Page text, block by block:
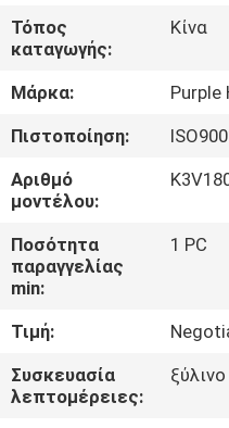
ΠΕΡΊΠΟΥ
ΕΜΕΊΣ
ΓΎΡΟΣ
ΕΡΓΟΣΤΑΣΊΩΝ
ΠΟΙΟΤΙΚΌΣ
ΈΛΕΓΧΟΣ
ΜΑΣ
ΕΛΆΤΕ
Τόπος
καταγωγής:
Κίνα
Μάρκα:
Purple
Πιστοποίηση:
Αριθμό
μοντέλου:
Ποσότητα
παραγγελίας
min:
1 PC
Τιμή:
Συσκευασία
λεπτομέρειες: